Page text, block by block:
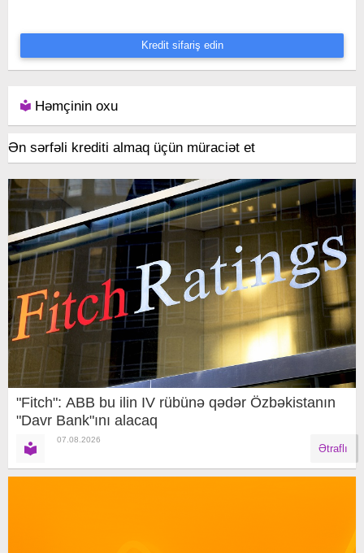
Kredit sifariş edin
Həmçinin oxu
Ən sərfəli krediti almaq üçün müraciət et
"Fitch": ABB bu ilin IV rübünə qədər Özbəkistanın
"Davr Bank"ını alacaq
07.08.2026
Ətraflı